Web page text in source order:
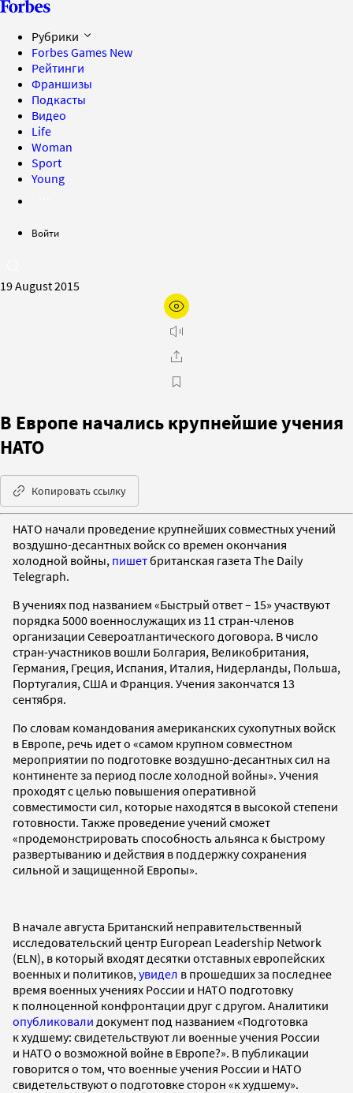
Рубрики
Forbes Games New
Рейтинги
Франшизы
Подкасты
Видео
Life
Woman
Sport
Young
Войти
19 August 2015
В Европе начались крупнейшие учения
НАТО
Копировать ссылку
НАТО начали проведение крупнейших совместных учений
воздушно-десантных войск со времен окончания
холодной войны, пишетбританская газета The Daily
Telegraph.
В учениях под названием «Быстрый ответ – 15» участвуют
порядка 5000 военнослужащих из 11 стран-членов
организации Североатлантического договора. В число
стран-участников вошли Болгария, Великобритания,
Германия, Греция, Испания, Италия, Нидерланды, Польша,
Португалия, США и Франция. Учения закончатся 13
сентября.
По словам командования американских сухопутных войск
в Европе, речь идет о «самом крупном совместном
мероприятии по подготовке воздушно-десантных сил на
континенте за период после холодной войны». Учения
проходят с целью повышения оперативной
совместимости сил, которые находятся в высокой степени
готовности. Также проведение учений сможет
«продемонстрировать способность альянса к быстрому
развертыванию и действия в поддержку сохранения
сильной и защищенной Европы».
В начале августа Британский неправительственный
исследовательский центр European Leadership Network
(ELN), в который входят десятки отставных европейских
военных и политиков, увидел в прошедших за последнее
время военных учениях России и НАТО подготовку
к полноценной конфронтации друг с другом. Аналитики
опубликовали документ под названием «Подготовка
к худшему: свидетельствуют ли военные учения России
и НАТО о возможной войне в Европе?». В публикации
говорится о том, что военные учения России и НАТО
свидетельствуют о подготовке сторон «к худшему».